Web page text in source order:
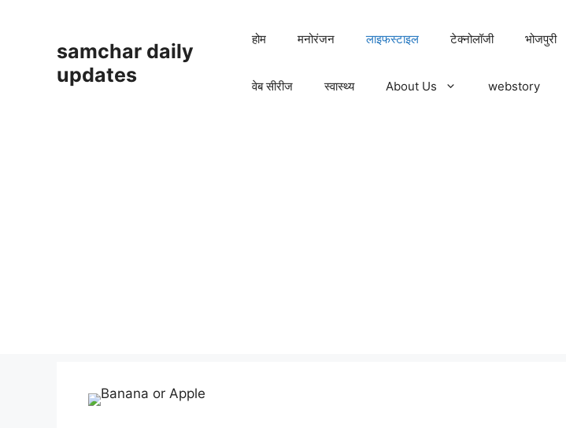
samchar daily
updates
होम मनोरंजन लाइफस्टाइल टेक्नोलॉजी भोजपुरी
वेब सीरीज स्वास्थ्य About Us webstory